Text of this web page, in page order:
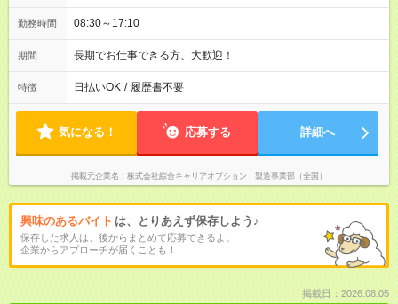
勤務時間 08:30～17:10
期間 長期でお仕事できる方、大歓迎！
特徴 日払いOK / 履歴書不要
気になる！ 応募する 詳細へ
掲載元企業名 株式会社綜合キャリアオプション 製造事業部（全国）
興味のあるバイト は、とりあえず保存しよう♪
保存した求人は、後からまとめて応募できるよ。
企業からアプローチが届くことも！
掲載日：2026.08.05